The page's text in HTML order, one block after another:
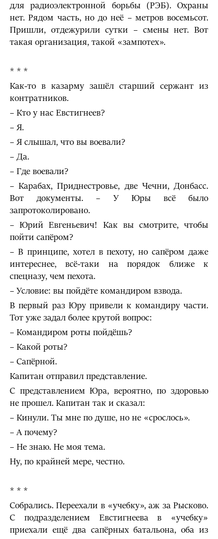
для радиоэлектронной борьбы (РЭБ). Охраны
нет. Рядом часть, но до неё – метров восемьсот.
Пришли, отдежурили сутки – смены нет. Вот
такая организация, такой «зампотех».
* * *
Как-то в казарму зашёл старший сержант из
контратников.
– Кто у нас Евстигнеев?
– Я.
– Я слышал, что вы воевали?
– Да.
– Где воевали?
– Карабах, Приднестровье, две Чечни, Донбасс.
Вот документы. – У Юры всё было
запротоколировано.
– Юрий Евгеньевич! Как вы смотрите, чтобы
пойти сапёром?
– В принципе, хотел в пехоту, но сапёром даже
интереснее, всё-таки на порядок ближе к
спецназу, чем пехота.
– Условие: вы пойдёте командиром взвода.
В первый раз Юру привели к командиру части.
Тот уже задал более крутой вопрос:
– Командиром роты пойдёшь?
– Какой роты?
– Сапёрной.
Капитан отправил представление.
С представлением Юра, вероятно, по здоровью
не прошел. Капитан так и сказал:
– Кинули. Ты мне по душе, но не «срослось».
– А почему?
– Не знаю. Не моя тема.
Ну, по крайней мере, честно.
* * *
Собрались. Переехали в «учебку», аж за Рысково.
С подразделением Евстигнеева в «учебку»
приехали ещё два сапёрных батальона, оба из